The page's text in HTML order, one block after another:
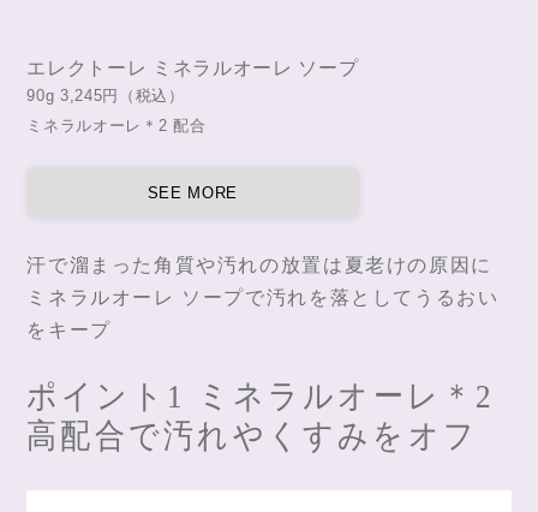
エレクトーレ ミネラルオーレ ソープ
90g 3,245円（税込）
ミネラルオーレ＊2 配合
SEE MORE
汗で溜まった角質や汚れの放置は夏老けの原因に
ミネラルオーレ ソープで汚れを落としてうるおい
をキープ
ポイント1 ミネラルオーレ＊2
高配合で汚れやくすみをオフ